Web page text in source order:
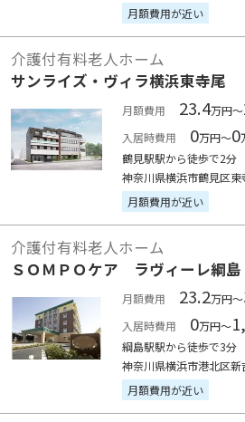
月額費用が近い
介護付有料老人ホーム
サンライズ・ヴィラ横浜東寺尾
月額費用 23.4万円～
入居時費用
0万円～0
鶴見駅駅から徒歩で2分
神奈川県横浜市鶴見区
月額費用が近い
介護付有料老人ホーム
ＳＯＭＰＯケア ラヴィーレ綱島
月額費用 23.2万円～
入居時費用
0万円～
綱島駅駅から徒歩で3分
神奈川県横浜市港北区
月額費用が近い